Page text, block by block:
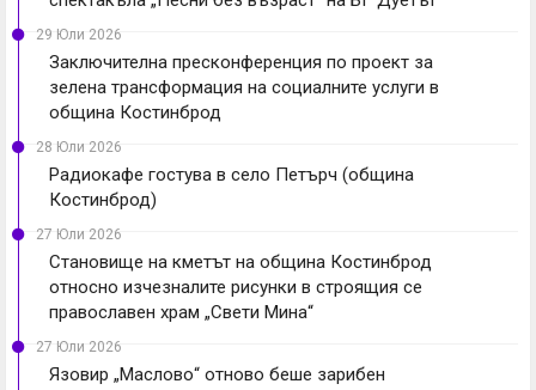
29 Юли 2026
Заключителна пресконференция по проект за
зелена трансформация на социалните услуги в
община Костинброд
28 Юли 2026
Радиокафе гостува в село Петърч (община
Костинброд)
27 Юли 2026
Становище на кметът на община Костинброд
относно изчезналите рисунки в строящия се
православен храм „Свети Мина“
27 Юли 2026
Язовир „Маслово“ отново беше зарибен